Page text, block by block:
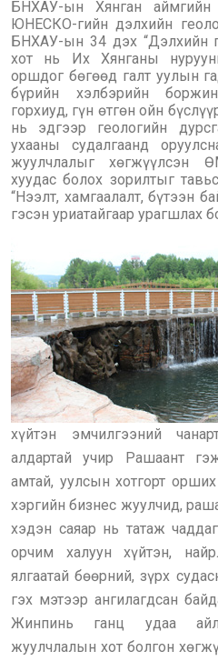
БНХАУ-ын Хянган
ЮНЕСКО-гийн дэлхийн
БНХАУ-ын 34 дэх “Дэлхийн
хот нь Их Хянганы
оршдог бөгөөд галт уулын
бүрийн хэлбэрийн
горхиуд, гүн өтгөн ойн
нь эдгээр геологийн
ухааны судалгаанд
жуулчлалыг хөгжүүлсэн
хуудас болох зорилтыг
“Нээлт, хамгаалалт, бүтээн
гэсэн уриатайгаар
хүйтэн эмчилгээний
алдартай учир Рашаант
амтай, уулсын хотгорт
хэргийн бизнес жуулчид,
хэдэн саяар нь татаж
орчим халуун хүйтэн,
ялгаатай бөөрний, зүрх
гэх мэтээр ангилагдсан
Жинпинь ганц удаа
жуулчлалын хот болгон